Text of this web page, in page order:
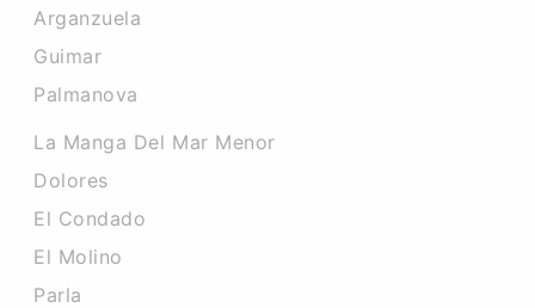
Arganzuela
Guimar
Palmanova
La Manga Del Mar Menor
Dolores
El Condado
El Molino
Parla